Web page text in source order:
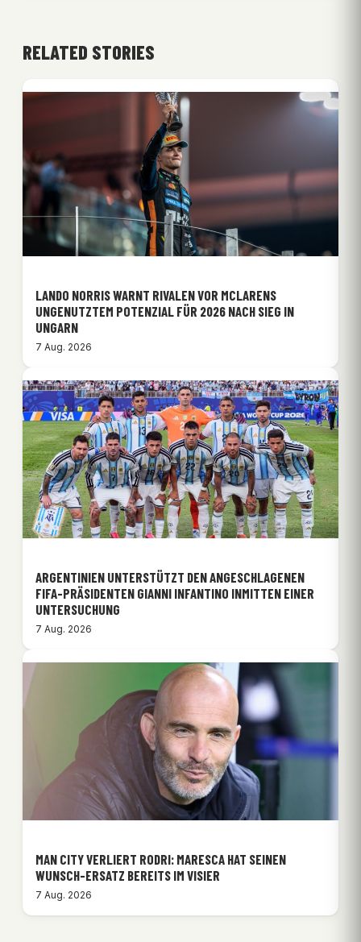
RELATED STORIES
LANDO NORRIS WARNT RIVALEN VOR MCLARENS
UNGENUTZTEM POTENZIAL FÜR 2026 NACH SIEG IN
UNGARN
7 Aug. 2026
ARGENTINIEN UNTERSTÜTZT DEN ANGESCHLAGENEN
FIFA-PRÄSIDENTEN GIANNI INFANTINO INMITTEN EINER
UNTERSUCHUNG
7 Aug. 2026
MAN CITY VERLIERT RODRI: MARESCA HAT SEINEN
WUNSCH-ERSATZ BEREITS IM VISIER
7 Aug. 2026